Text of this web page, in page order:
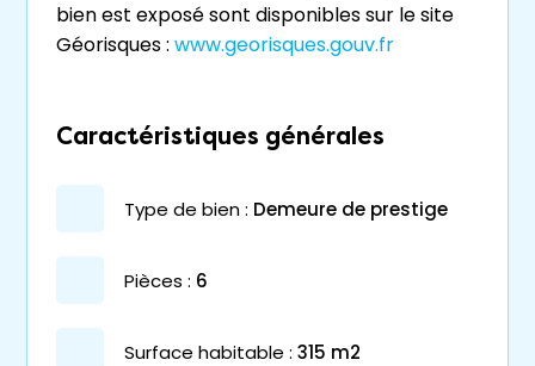
bien est exposé sont disponibles sur le site
Géorisques : www.georisques.gouv.fr
Caractéristiques générales
type de bien : demeure de prestige
pièces : 6
surface habitable : 315 m2